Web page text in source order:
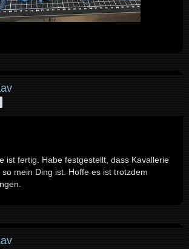
ist fertig. Habe festgestellt, dass Kavallerie
mein Ding ist. Hoffe es ist trotzdem